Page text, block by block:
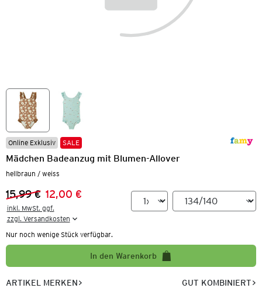
Online Exklusiv SALE
Mädchen Badeanzug mit Blumen-Allover
hellbraun / weiss
Vorheriger Preis:
15,99 €
Neuer Preis:
12,00 €
inkl. MwSt. ggf.
zzgl. Versandkosten
Nur noch wenige Stück verfügbar.
In den Warenkorb
ARTIKEL MERKEN GUT KOMBINIERT